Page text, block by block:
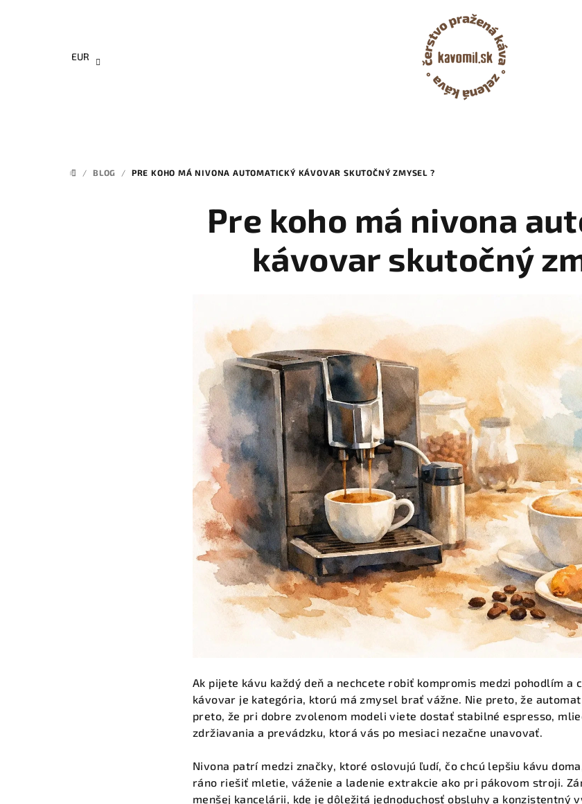
EUR
DOMOV
/ BLOG / PRE KOHO MÁ NIVONA AUTOMATICKÝ KÁVOVAR SKUTOČNÝ ZMYSEL ?
Pre koho má nivona
kávovar skutočný
Ak pijete kávu každý deň a nechcete robiť kompromis medzi pohodlím a
kávovar je kategória, ktorú má zmysel brať vážne. Nie preto, že
preto, že pri dobre zvolenom modeli viete dostať stabilné espresso,
zdržiavania a prevádzku, ktorá vás po mesiaci nezačne unavovať.
Nivona patrí medzi značky, ktoré oslovujú ľudí, čo chcú lepšiu kávu
ráno riešiť mletie, váženie a ladenie extrakcie ako pri pákovom stroji.
menšej kancelárii, kde je dôležitá jednoduchosť obsluhy a konzistentný